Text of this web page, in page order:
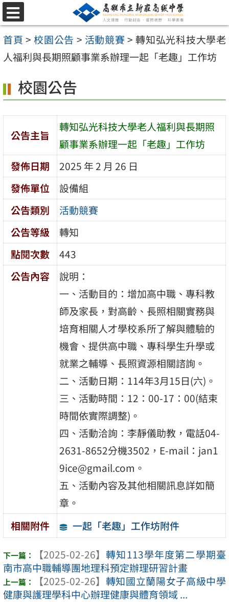
跳
至
主
要
容
區
選
單
首頁 > 校園公告 > 活動競賽 > 轉知弘光科技大學老
人福利與長期照顧事業系辦理一起「老趣」工作坊
校園公告
公告主旨
轉知弘光科技大學老人福利與長期照
顧事業系辦理一起「老趣」工作坊
發佈日期
2025 年 2 月 26 日
發佈單位
設備組
公告類別
活動競賽
公告等級
轉知
點閱次數
443
公告內容
說明：
一、活動目的：增加高中職、專科教
師及家長，對高齡、長照相關實務與
培育相關人才學校系所了解與體驗的
機會、提供高中職、專科學生升學或
就業之輔導、長照資源相關諮詢。
二、活動日期：114年3月15日(六)。
三、活動時間：12：00-17：00(結束
時間依實際調整)。
四、活動洽詢：李靜儀助教，電話04-
2631-8652分機3502，E-mail：jan1
9ice@gmail.com。
五、活動內容及其他相關訊息詳如簡
章。
相關附件
一起「老趣」工作坊附件
【2025-02-26】 轉知113學年度第二學期臺
南市高中職輔導團地理科預定辦理研習計畫
【2025-02-26】 轉知國立蘭陽女子高級中學
健康與護理學科中心辦理健康與體育領域 ...